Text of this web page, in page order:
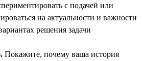
с подачей или
на актуальности и важности
решения задачи
Покажите, почему ваша история